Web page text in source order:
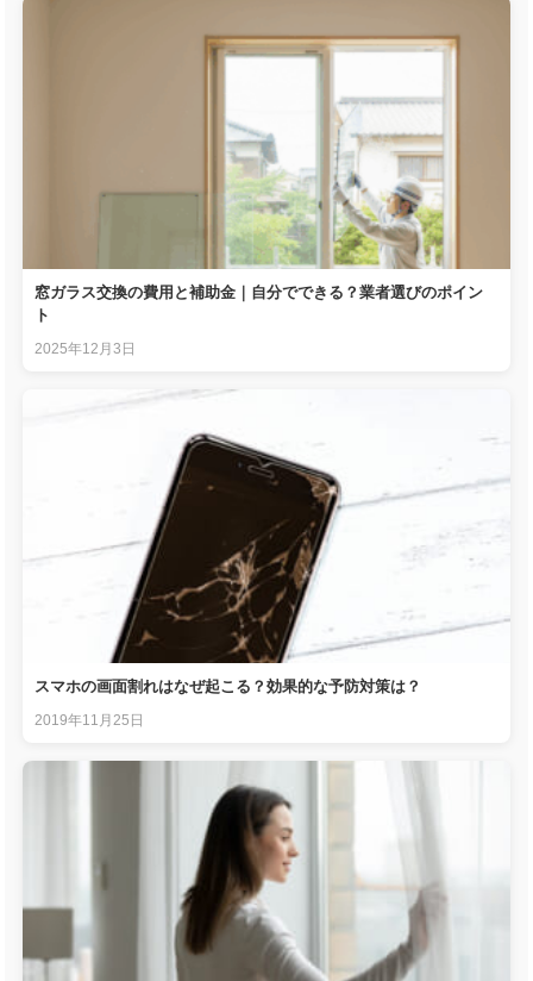
窓ガラス交換の費用と補助金｜自分でできる？業者選びのポイン
ト
2025年12月3日
スマホの画面割れはなぜ起こる？効果的な予防対策は？
2019年11月25日